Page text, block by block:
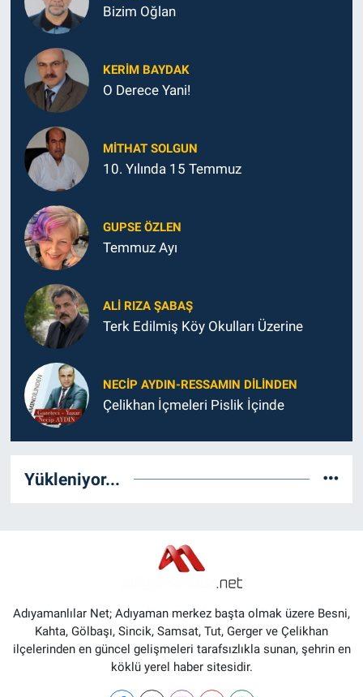
Bizim Oğlan
KERIM BAYDAK
O Derece Yani!
MITHAT SOLGUN
10. Yılında 15 Temmuz
GUPSE ÖZLEN
Temmuz Ayı
ALI RIZA ŞABAŞ
Terk Edilmiş Köy Okulları Üzerine
NECIP AYDIN-RESSAMIN DILINDEN
Çelikhan İçmeleri Pislik İçinde
Yükleniyor...
Adıyamanlılar Net; Adıyaman merkez başta olmak üzere Besni,
Kahta, Gölbaşı, Sincik, Samsat, Tut, Gerger ve Çelikhan
ilçelerinden en güncel gelişmeleri tarafsızlıkla sunan, şehrin en
köklü yerel haber sitesidir.